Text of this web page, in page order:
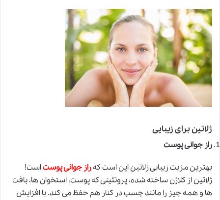
ژلاتین برای زیبایی
راز جوانی پوست
بهترین مزیت زیبایی ژلاتین این است کهراز جوانی پوستاست!
ژلاتین از کلاژن ساخته شده، پروتئینی که پوست، استخوان ها، بافت
ها و همه چیز را مانند چسب در کنار هم حفظ می کند. با افزایش